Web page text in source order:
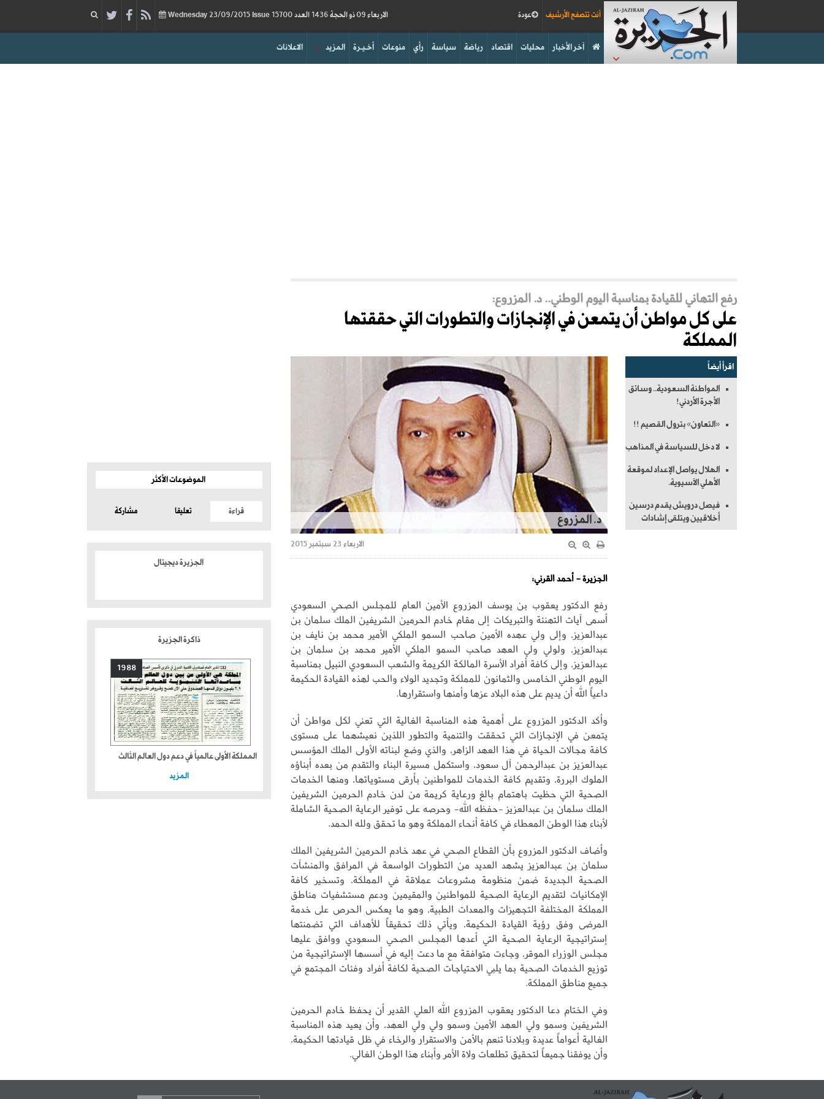
الاربعاء 09 ذو الحجة 1436 العدد 15700 23/09/2015 Issue عودة أنت تتصفح الأرشيف
الاعلانات المزيد أخـيـرة منوعات رأي سياسة رياضة اقتصاد محليات آخر الأخبار
رفع التهاني للقيادة بمناسبة اليوم الوطني.. د. المزروع:
على كل مواطن أن يتمعن في الإنجازات والتطورات التي حققتها
المملكة
اقرأ أيضاً
المواطنة السعودية.. وسائق
الأجرة الأردني!
«التعاون» بترول القصيم !!
لا دخل للسياسة في المذاهب
الهلال يواصل الإعداد لموقعة
الأهلي الآسيوية.
فيصل درويش يقدم درسين
أخلاقيين ويتلقى إشادات
د. المزروع
الاربعاء 23 سبتمبر 2015
الجزيرة - أحمد القرني:
رفع الدكتور يعقوب بن يوسف المزروع الأمين العام للمجلس الصحي السعودي
أسمى آيات التهنئة والتبريكات إلى مقام خادم الحرمين الشريفين الملك سلمان بن
عبدالعزيز، وإلى ولي عهده الأمين صاحب السمو الملكي الأمير محمد بن نايف بن
عبدالعزيز، ولولي ولي العهد صاحب السمو الملكي الأمير محمد بن سلمان بن
عبدالعزيز، وإلى كافة أفراد الأسرة المالكة الكريمة والشعب السعودي النبيل بمناسبة
اليوم الوطني الخامس والثمانون للمملكة وتجديد الولاء والحب لهذه القيادة الحكيمة
داعياً الله أن يديم على هذه البلاد عزها وأمنها واستقرارها.
وأكد الدكتور المزروع على أهمية هذه المناسبة الغالية التي تعني لكل مواطن أن
يتمعن في الإنجازات التي تحققت والتنمية والتطور اللذين نعيشهما على مستوى
كافة مجالات الحياة في هذا العهد الزاهر، والذي وضع لبناته الأولى الملك المؤسس
عبدالعزيز بن عبدالرحمن آل سعود، واستكمل مسيرة البناء والتقدم من بعده أبناؤه
الملوك البررة، وتقديم كافة الخدمات للمواطنين بأرقى مستوياتها، ومنها الخدمات
الصحية التي حظيت باهتمام بالغ ورعاية كريمة من لدن خادم الحرمين الشريفين
الملك سلمان بن عبدالعزيز -حفظه الله- وحرصه على توفير الرعاية الصحية الشاملة
لأبناء هذا الوطن المعطاء في كافة أنحاء المملكة وهو ما تحقق ولله الحمد.
وأضاف الدكتور المزروع بأن القطاع الصحي في عهد خادم الحرمين الشريفين الملك
سلمان بن عبدالعزيز يشهد العديد من التطورات الواسعة في المرافق والمنشآت
الصحية الجديدة ضمن منظومة مشروعات عملاقة في المملكة، وتسخير كافة
الإمكانيات لتقديم الرعاية الصحية للمواطنين والمقيمين ودعم مستشفيات مناطق
المملكة المختلفة التجهيزات والمعدات الطبية، وهو ما يعكس الحرص على خدمة
المرضى وفق رؤية القيادة الحكيمة، ويأتي ذلك تحقيقاً للأهداف التي تضمنتها
إستراتيجية الرعاية الصحية التي أعدها المجلس الصحي السعودي ووافق عليها
مجلس الوزراء الموقر، وجاءت متوافقة مع ما دعت إليه في أسسها الإستراتيجية من
توزيع الخدمات الصحية بما يلبي الاحتياجات الصحية لكافة أفراد وفئات المجتمع في
جميع مناطق المملكة.
وفي الختام دعا الدكتور يعقوب المزروع الله العلي القدير أن يحفظ خادم الحرمين
الشريفين وسمو ولي العهد الأمين وسمو ولي ولي العهد، وأن يعيد هذه المناسبة
الغالية أعواماً عديدة وبلادنا تنعم بالأمن والاستقرار والرخاء في ظل قيادتها الحكيمة،
وأن يوفقنا جميعاً لتحقيق تطلعات ولاة الأمر وأبناء هذا الوطن الغالي.
الموضوعات الأكثر
قراءة تعليقا مشاركة
الجزيرة ديجيتال
ذاكرة الجزيرة
1988
المملكة الأولى عالمياً في دعم دول العالم الثالث
المزيد